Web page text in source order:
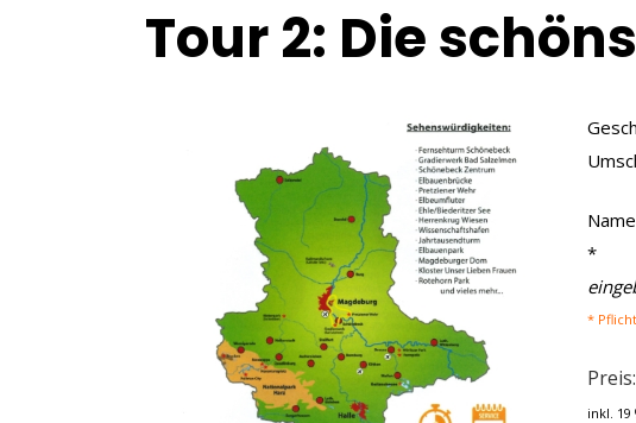
Tour 2: Die
*
*
Preis:
inkl. 19